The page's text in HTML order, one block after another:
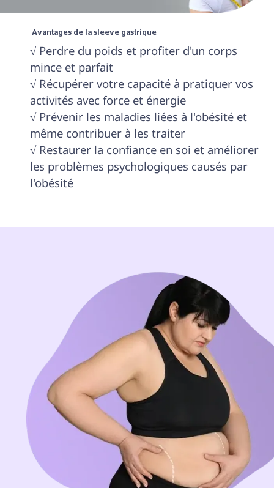
Avantages de la sleeve gastrique
√ Perdre du poids et profiter d'un corps
mince et parfait
√ Récupérer votre capacité à pratiquer vos
activités avec force et énergie
√ Prévenir les maladies liées à l'obésité et
même contribuer à les traiter
√ Restaurer la confiance en soi et améliorer
les problèmes psychologiques causés par
l'obésité